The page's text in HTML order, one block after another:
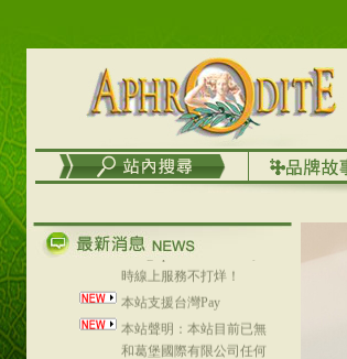
地區～
在外租屋者、居住處無管
理員、不方便在工作地點
取件者，歡迎多多使用
【郵局i郵箱】的服務喔～
【i郵箱】設立的地點，請
進入內頁連結～
Line@aphrodite2020 24小
時線上服務不打烊！
本站支援台灣Pay
本站聲明：本站目前已無
和葛堡國際有限公司任何
合作關係